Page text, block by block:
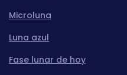
Microluna
Luna azul
Fase lunar de hoy